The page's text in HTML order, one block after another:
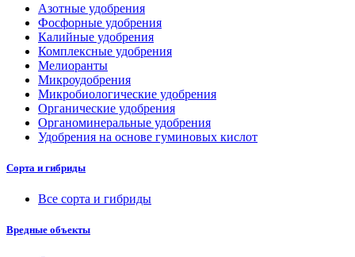
Азотные удобрения
Фосфорные удобрения
Калийные удобрения
Комплексные удобрения
Мелиоранты
Микроудобрения
Микробиологические удобрения
Органические удобрения
Органоминеральные удобрения
Удобрения на основе гуминовых кислот
Сорта и гибриды
Все сорта и гибриды
Вредные объекты